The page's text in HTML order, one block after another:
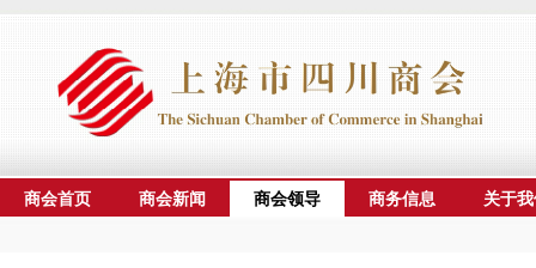
商会首页 商会新闻 商会领导 商务信息 关于